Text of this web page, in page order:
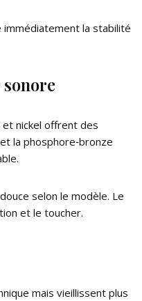
immédiatement la stabilité
nickel offrent des
la phosphore‑bronze
selon le modèle. Le
et le toucher.
mais vieillissent plus